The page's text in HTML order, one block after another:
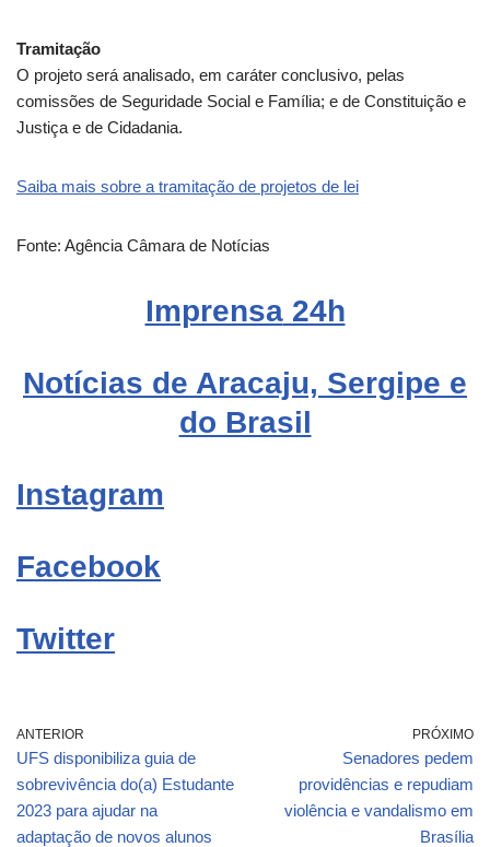
Tramitação
O projeto será analisado, em caráter conclusivo, pelas
comissões de Seguridade Social e Família; e de Constituição e
Justiça e de Cidadania.
Saiba mais sobre a tramitação de projetos de lei
Fonte: Agência Câmara de Notícias
Imprensa24h
Notícias de Aracaju, Sergipe e
do Brasil
Instagram
Facebook
Twitter
ANTERIOR
UFS disponibiliza guia de
sobrevivência do(a) Estudante
2023 para ajudar na
adaptação de novos alunos
PRÓXIMO
Senadores pedem
providências e repudiam
violência e vandalismo em
Brasília